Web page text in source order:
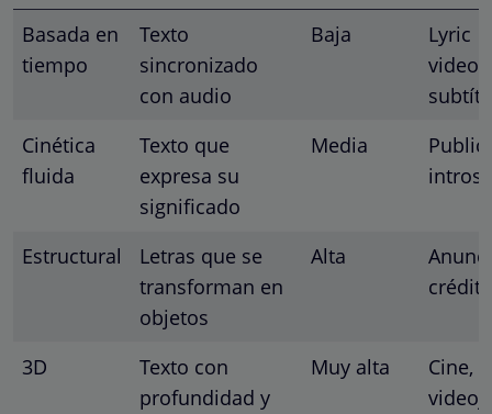
Basada en
tiempo
Texto
sincronizado
con audio
Baja
Lyric
videos,
Cinética
fluida
Texto que
expresa su
significado
Media
intros
Estructural
Letras que se
transforman en
objetos
Alta
3D
Texto con
profundidad y
Muy alta
Cine,